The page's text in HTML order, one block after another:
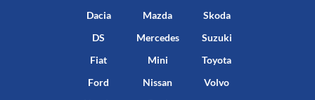
Dacia
DS
Fiat
Ford
Mazda
Mercedes
Mini
Nissan
Skoda
Suzuki
Toyota
Volvo